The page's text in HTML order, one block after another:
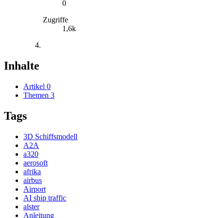
0
Zugriffe
1,6k
Inhalte
Artikel 0
Themen 3
Tags
3D Schiffsmodell
A2A
a320
aerosoft
afrika
airbus
Airport
AI ship traffic
alster
Anleitung